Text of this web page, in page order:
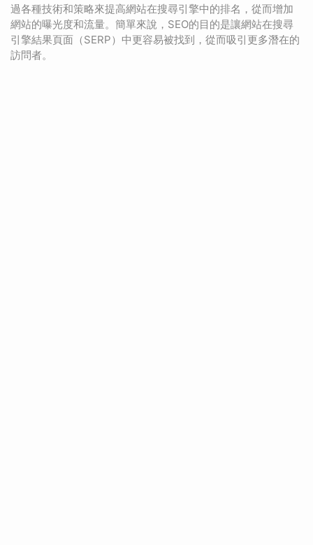
過各種技術和策略來提高網站在搜尋引擎中的排名，從而增加
網站的曝光度和流量。簡單來說，SEO的目的是讓網站在搜尋
引擎結果頁面（SERP）中更容易被找到，從而吸引更多潛在的
訪問者。